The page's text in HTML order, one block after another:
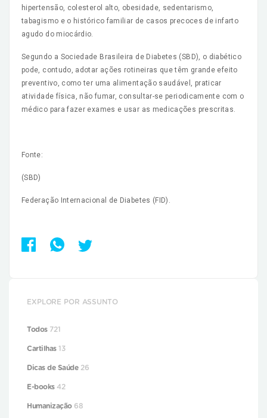
hipertensão, colesterol alto, obesidade, sedentarismo,
tabagismo e o histórico familiar de casos precoces de infarto
agudo do miocárdio.
Segundo a Sociedade Brasileira de Diabetes (SBD), o diabético
pode, contudo, adotar ações rotineiras que têm grande efeito
preventivo, como ter uma alimentação saudável, praticar
atividade física, não fumar, consultar-se periodicamente com o
médico para fazer exames e usar as medicações prescritas.
Fonte:
(SBD)
Federação Internacional de Diabetes (FID).
EXPLORE POR ASSUNTO
Todos 721
Cartilhas13
Dicas de Saúde 26
E-books 42
Humanização 68